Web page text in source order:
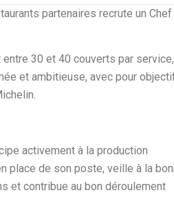
partenaires recrute un Chef
entre 30 et 40 couverts par service,
et ambitieuse, avec pour
activement à la production
place de son poste, veille à la
et contribue au bon déroulement